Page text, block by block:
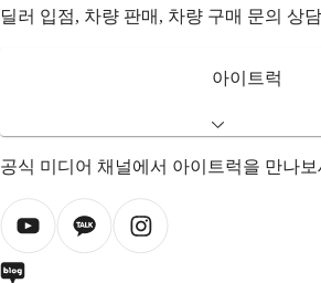
딜러 입점, 차량 판매, 차량 구매 문의 상담
아이트럭
공식 미디어 채널에서 아이트럭을 만나보